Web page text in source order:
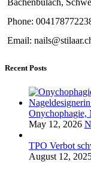
Bachenbülach,
Phone:
Email:
Recent Posts
Onychophagie,
May 12, 2026
TPO Verbot
August 12,